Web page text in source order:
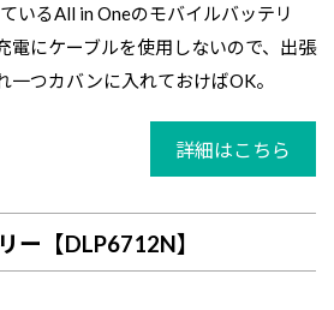
いるAll in Oneのモバイルバッテリ
電にケーブルを使用しないので、出張
一つカバンに入れておけばOK。
詳細はこちら
ー【DLP6712N】